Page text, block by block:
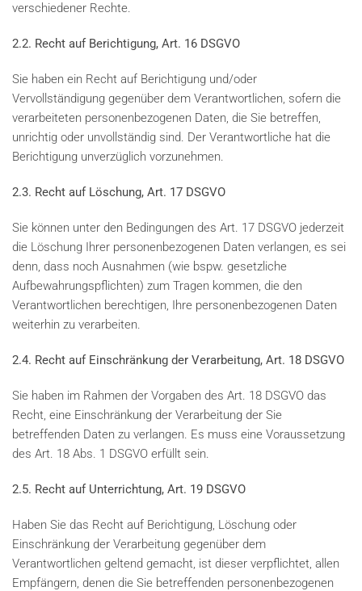
verschiedener Rechte.
2.2. Recht auf Berichtigung, Art. 16 DSGVO
Sie haben ein Recht auf Berichtigung und/oder
Vervollständigung gegenüber dem Verantwortlichen, sofern die
verarbeiteten personenbezogenen Daten, die Sie betreffen,
unrichtig oder unvollständig sind. Der Verantwortliche hat die
Berichtigung unverzüglich vorzunehmen.
2.3. Recht auf Löschung, Art. 17 DSGVO
Sie können unter den Bedingungen des Art. 17 DSGVO jederzeit
die Löschung Ihrer personenbezogenen Daten verlangen, es sei
denn, dass noch Ausnahmen (wie bspw. gesetzliche
Aufbewahrungspflichten) zum Tragen kommen, die den
Verantwortlichen berechtigen, Ihre personenbezogenen Daten
weiterhin zu verarbeiten.
2.4. Recht auf Einschränkung der Verarbeitung, Art. 18 DSGVO
Sie haben im Rahmen der Vorgaben des Art. 18 DSGVO das
Recht, eine Einschränkung der Verarbeitung der Sie
betreffenden Daten zu verlangen. Es muss eine Voraussetzung
des Art. 18 Abs. 1 DSGVO erfüllt sein.
2.5. Recht auf Unterrichtung, Art. 19 DSGVO
Haben Sie das Recht auf Berichtigung, Löschung oder
Einschränkung der Verarbeitung gegenüber dem
Verantwortlichen geltend gemacht, ist dieser verpflichtet, allen
Empfängern, denen die Sie betreffenden personenbezogenen